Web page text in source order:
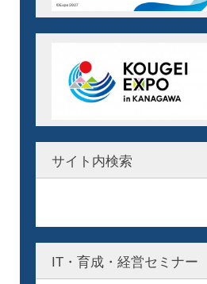
サイト内検索
IT・育成・経営セミナー